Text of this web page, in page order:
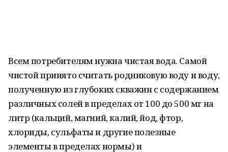
Всем потребителям нужна чистая вода. Самой
чистой принято считать родниковую воду и воду,
полученную из глубоких скважин с содержанием
различных солей в пределах от 100 до 500 мг на
литр (кальций, магний, калий, йод, фтор,
хлориды, сульфаты и другие полезные
элементы в пределах нормы) и